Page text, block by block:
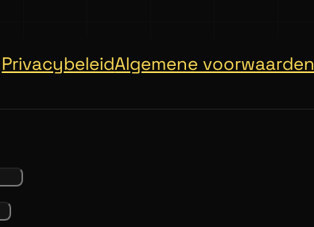
PrivacybeleidAlgemene voorwaarden